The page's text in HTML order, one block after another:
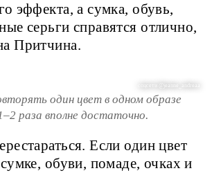
эффекта, а сумка, обувь,
серьги справятся отлично,
Притчина.
соцсети @jeanne_andreaa
один цвет в одном образе
раза вполне достаточно.
Если один цвет
обуви, помаде, очках и